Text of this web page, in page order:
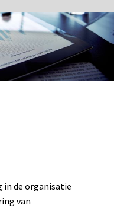
de organisatie
van